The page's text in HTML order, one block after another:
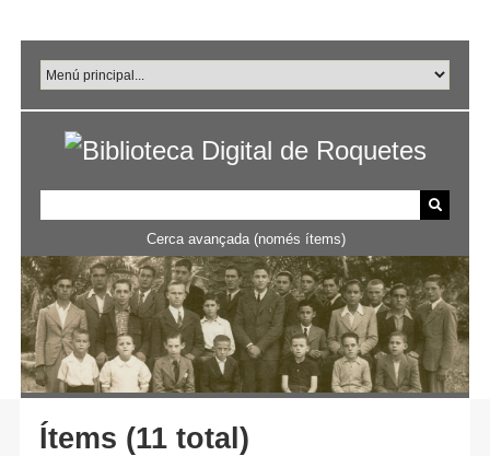
principal
Cerca avançada (només ítems)
Ítems (11 total)